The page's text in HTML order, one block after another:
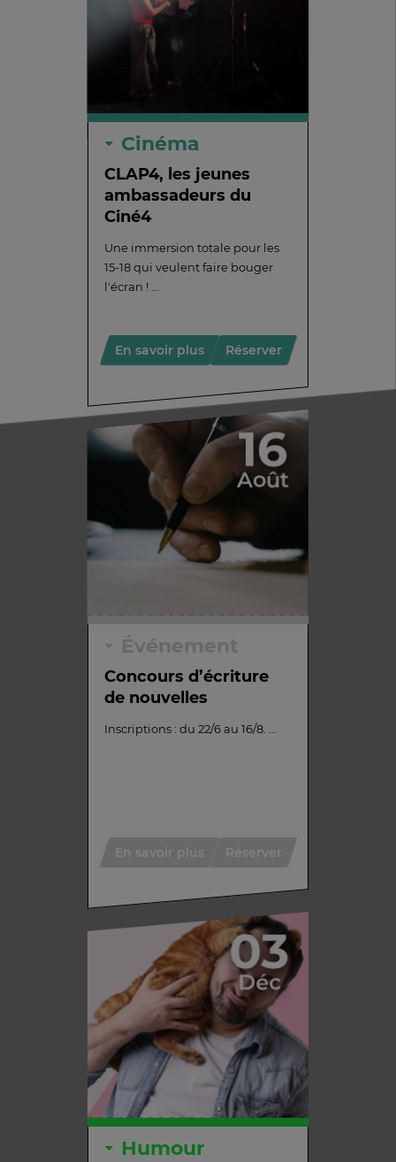
Cinéma
CLAP4, les jeunes
ambassadeurs du
Ciné4
Une immersion totale pour les
15-18 qui veulent faire bouger
l'écran ! ...
En savoir plus Réserver
16
Août
Événement
Concours d’écriture
de nouvelles
Inscriptions : du 22/6 au 16/8. ...
En savoir plus Réserver
03
Déc
Humour